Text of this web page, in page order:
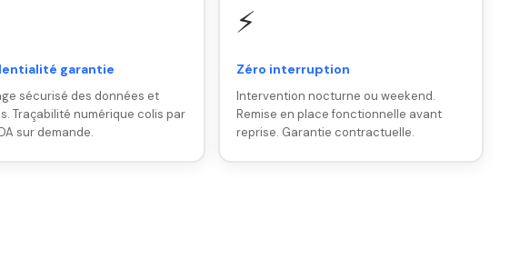
garantie
sécurisé des données et
Traçabilité numérique colis par
sur demande.
⚡
Zéro interruption
Intervention nocturne ou weekend.
Remise en place fonctionnelle avant
reprise. Garantie contractuelle.